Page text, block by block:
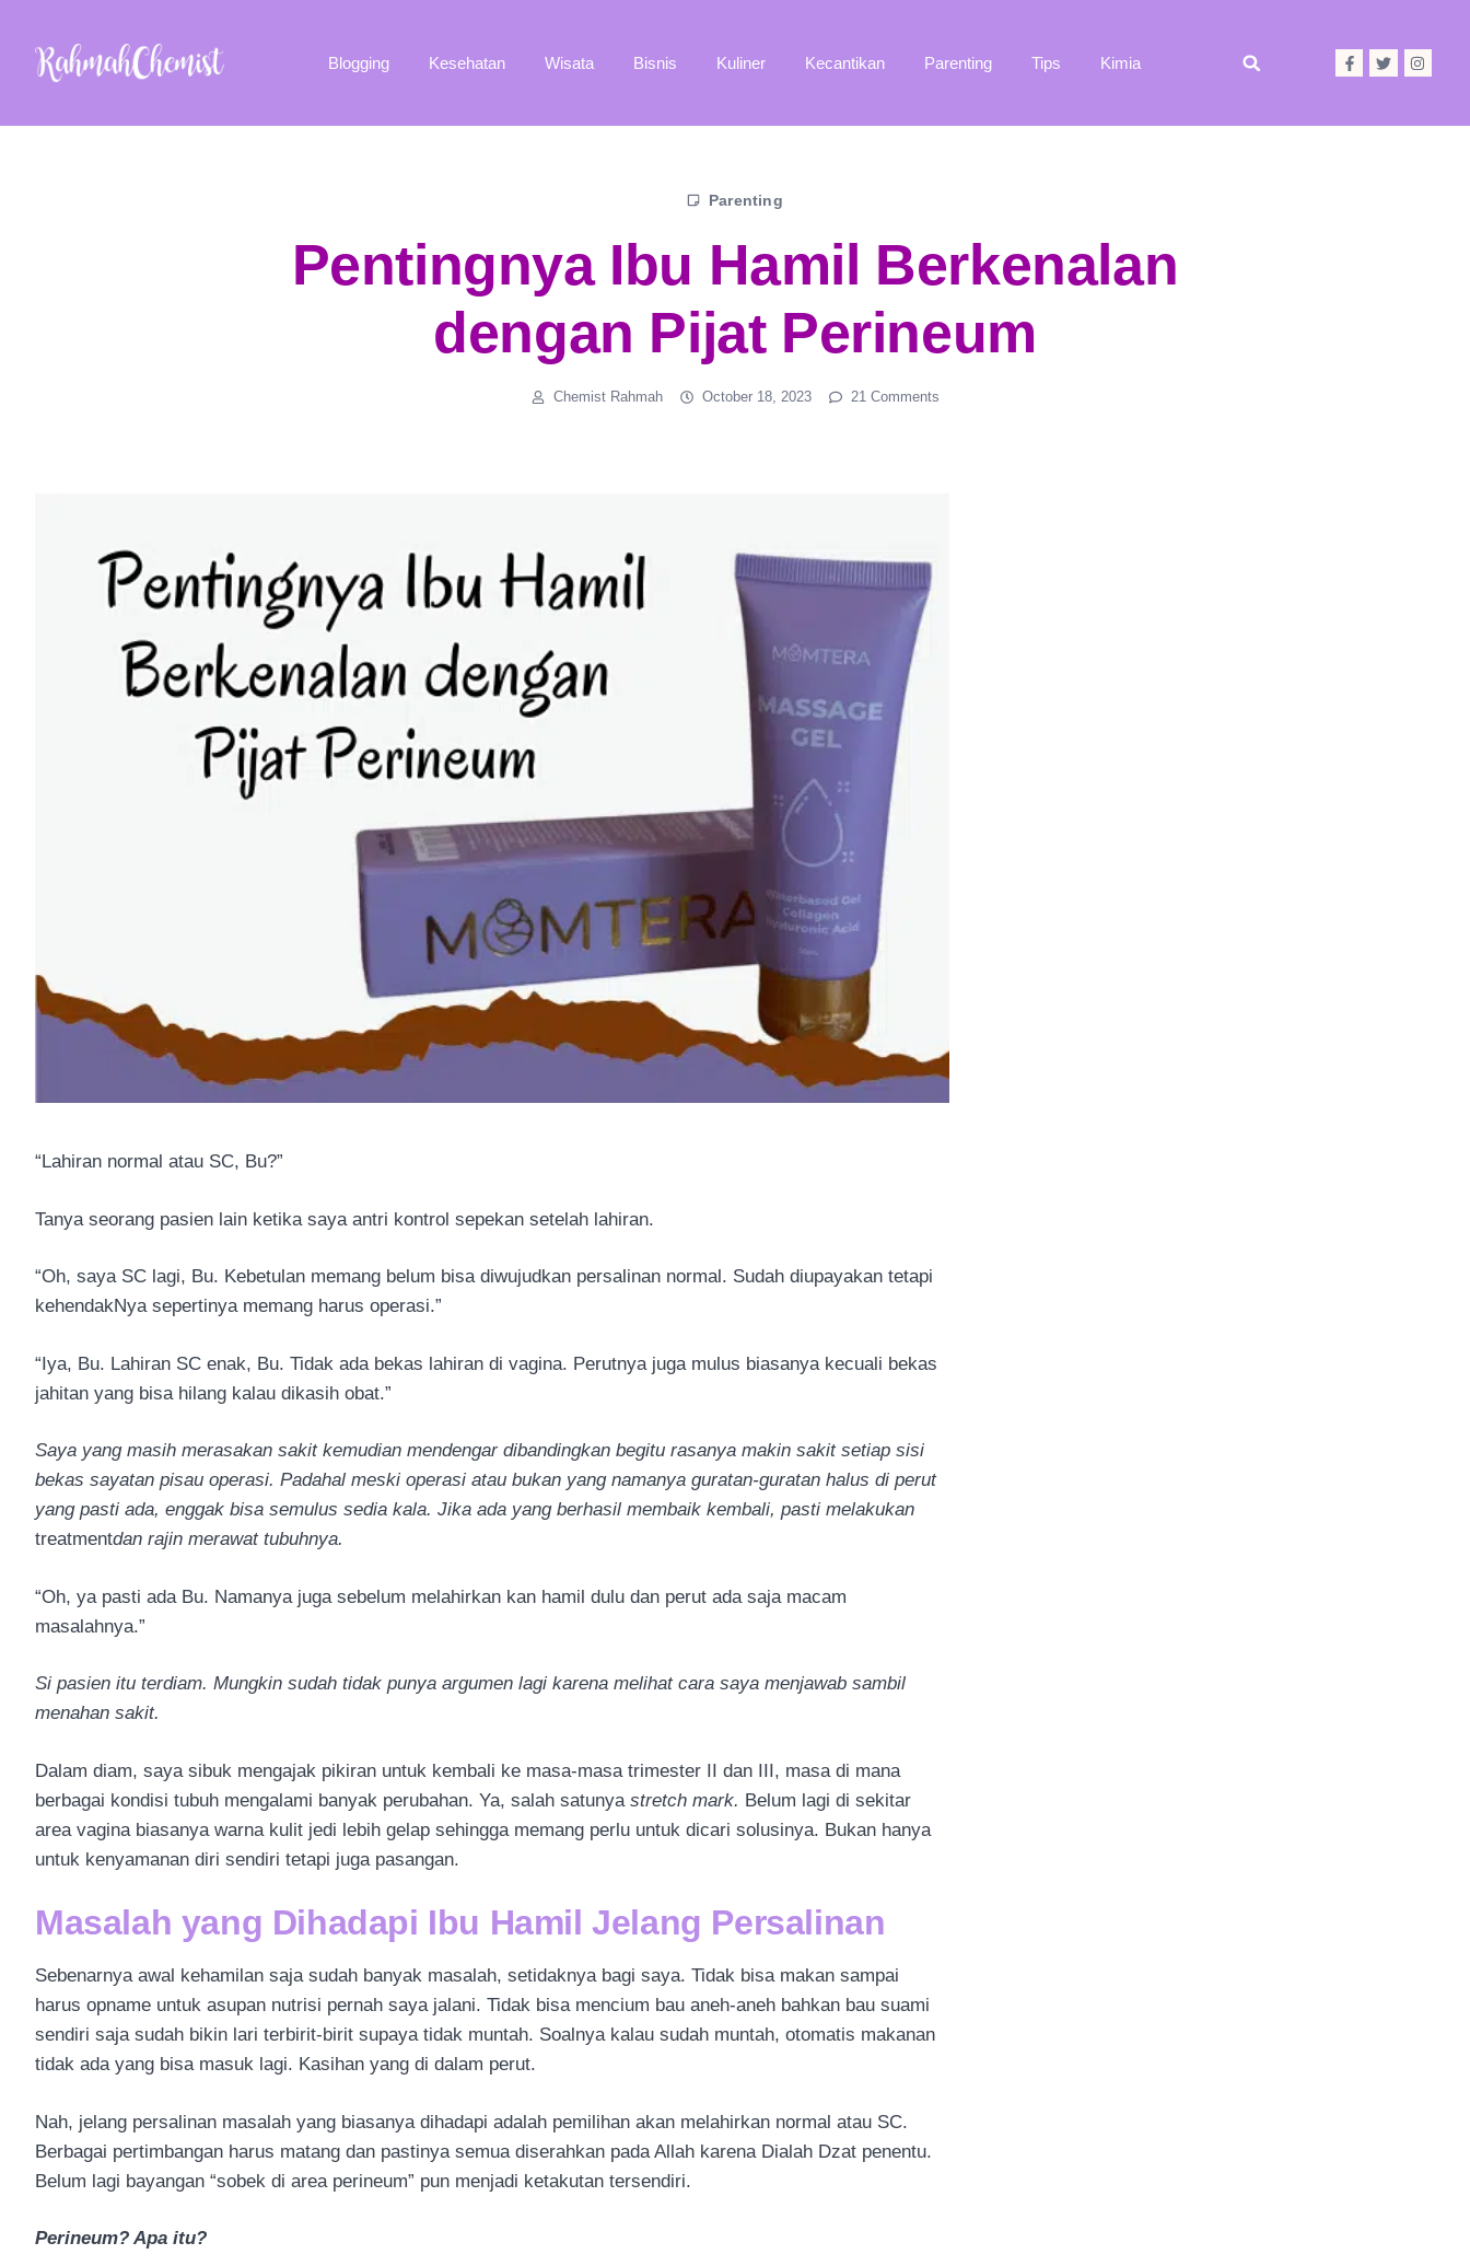
Blogging Kesehatan Wisata Bisnis Kuliner Kecantikan Parenting Tips Kimia
Parenting
Pentingnya Ibu Hamil Berkenalan
dengan Pijat Perineum
Chemist Rahmah October 18, 2023 21 Comments
“Lahiran normal atau SC, Bu?”
Tanya seorang pasien lain ketika saya antri kontrol sepekan setelah lahiran.
“Oh, saya SC lagi, Bu. Kebetulan memang belum bisa diwujudkan persalinan normal. Sudah diupayakan tetapi
kehendakNya sepertinya memang harus operasi.”
“Iya, Bu. Lahiran SC enak, Bu. Tidak ada bekas lahiran di vagina. Perutnya juga mulus biasanya kecuali bekas
jahitan yang bisa hilang kalau dikasih obat.”
Saya yang masih merasakan sakit kemudian mendengar dibandingkan begitu rasanya makin sakit setiap sisi
bekas sayatan pisau operasi. Padahal meski operasi atau bukan yang namanya guratan-guratan halus di perut
yang pasti ada, enggak bisa semulus sedia kala. Jika ada yang berhasil membaik kembali, pasti melakukan
treatmentdan rajin merawat tubuhnya.
“Oh, ya pasti ada Bu. Namanya juga sebelum melahirkan kan hamil dulu dan perut ada saja macam
masalahnya.”
Si pasien itu terdiam. Mungkin sudah tidak punya argumen lagi karena melihat cara saya menjawab sambil
menahan sakit.
Dalam diam, saya sibuk mengajak pikiran untuk kembali ke masa-masa trimester II dan III, masa di mana
berbagai kondisi tubuh mengalami banyak perubahan. Ya, salah satunya stretch mark. Belum lagi di sekitar
area vagina biasanya warna kulit jedi lebih gelap sehingga memang perlu untuk dicari solusinya. Bukan hanya
untuk kenyamanan diri sendiri tetapi juga pasangan.
Masalah yang Dihadapi Ibu Hamil Jelang Persalinan
Sebenarnya awal kehamilan saja sudah banyak masalah, setidaknya bagi saya. Tidak bisa makan sampai
harus opname untuk asupan nutrisi pernah saya jalani. Tidak bisa mencium bau aneh-aneh bahkan bau suami
sendiri saja sudah bikin lari terbirit-birit supaya tidak muntah. Soalnya kalau sudah muntah, otomatis makanan
tidak ada yang bisa masuk lagi. Kasihan yang di dalam perut.
Nah, jelang persalinan masalah yang biasanya dihadapi adalah pemilihan akan melahirkan normal atau SC.
Berbagai pertimbangan harus matang dan pastinya semua diserahkan pada Allah karena Dialah Dzat penentu.
Belum lagi bayangan “sobek di area perineum” pun menjadi ketakutan tersendiri.
Perineum? Apa itu?